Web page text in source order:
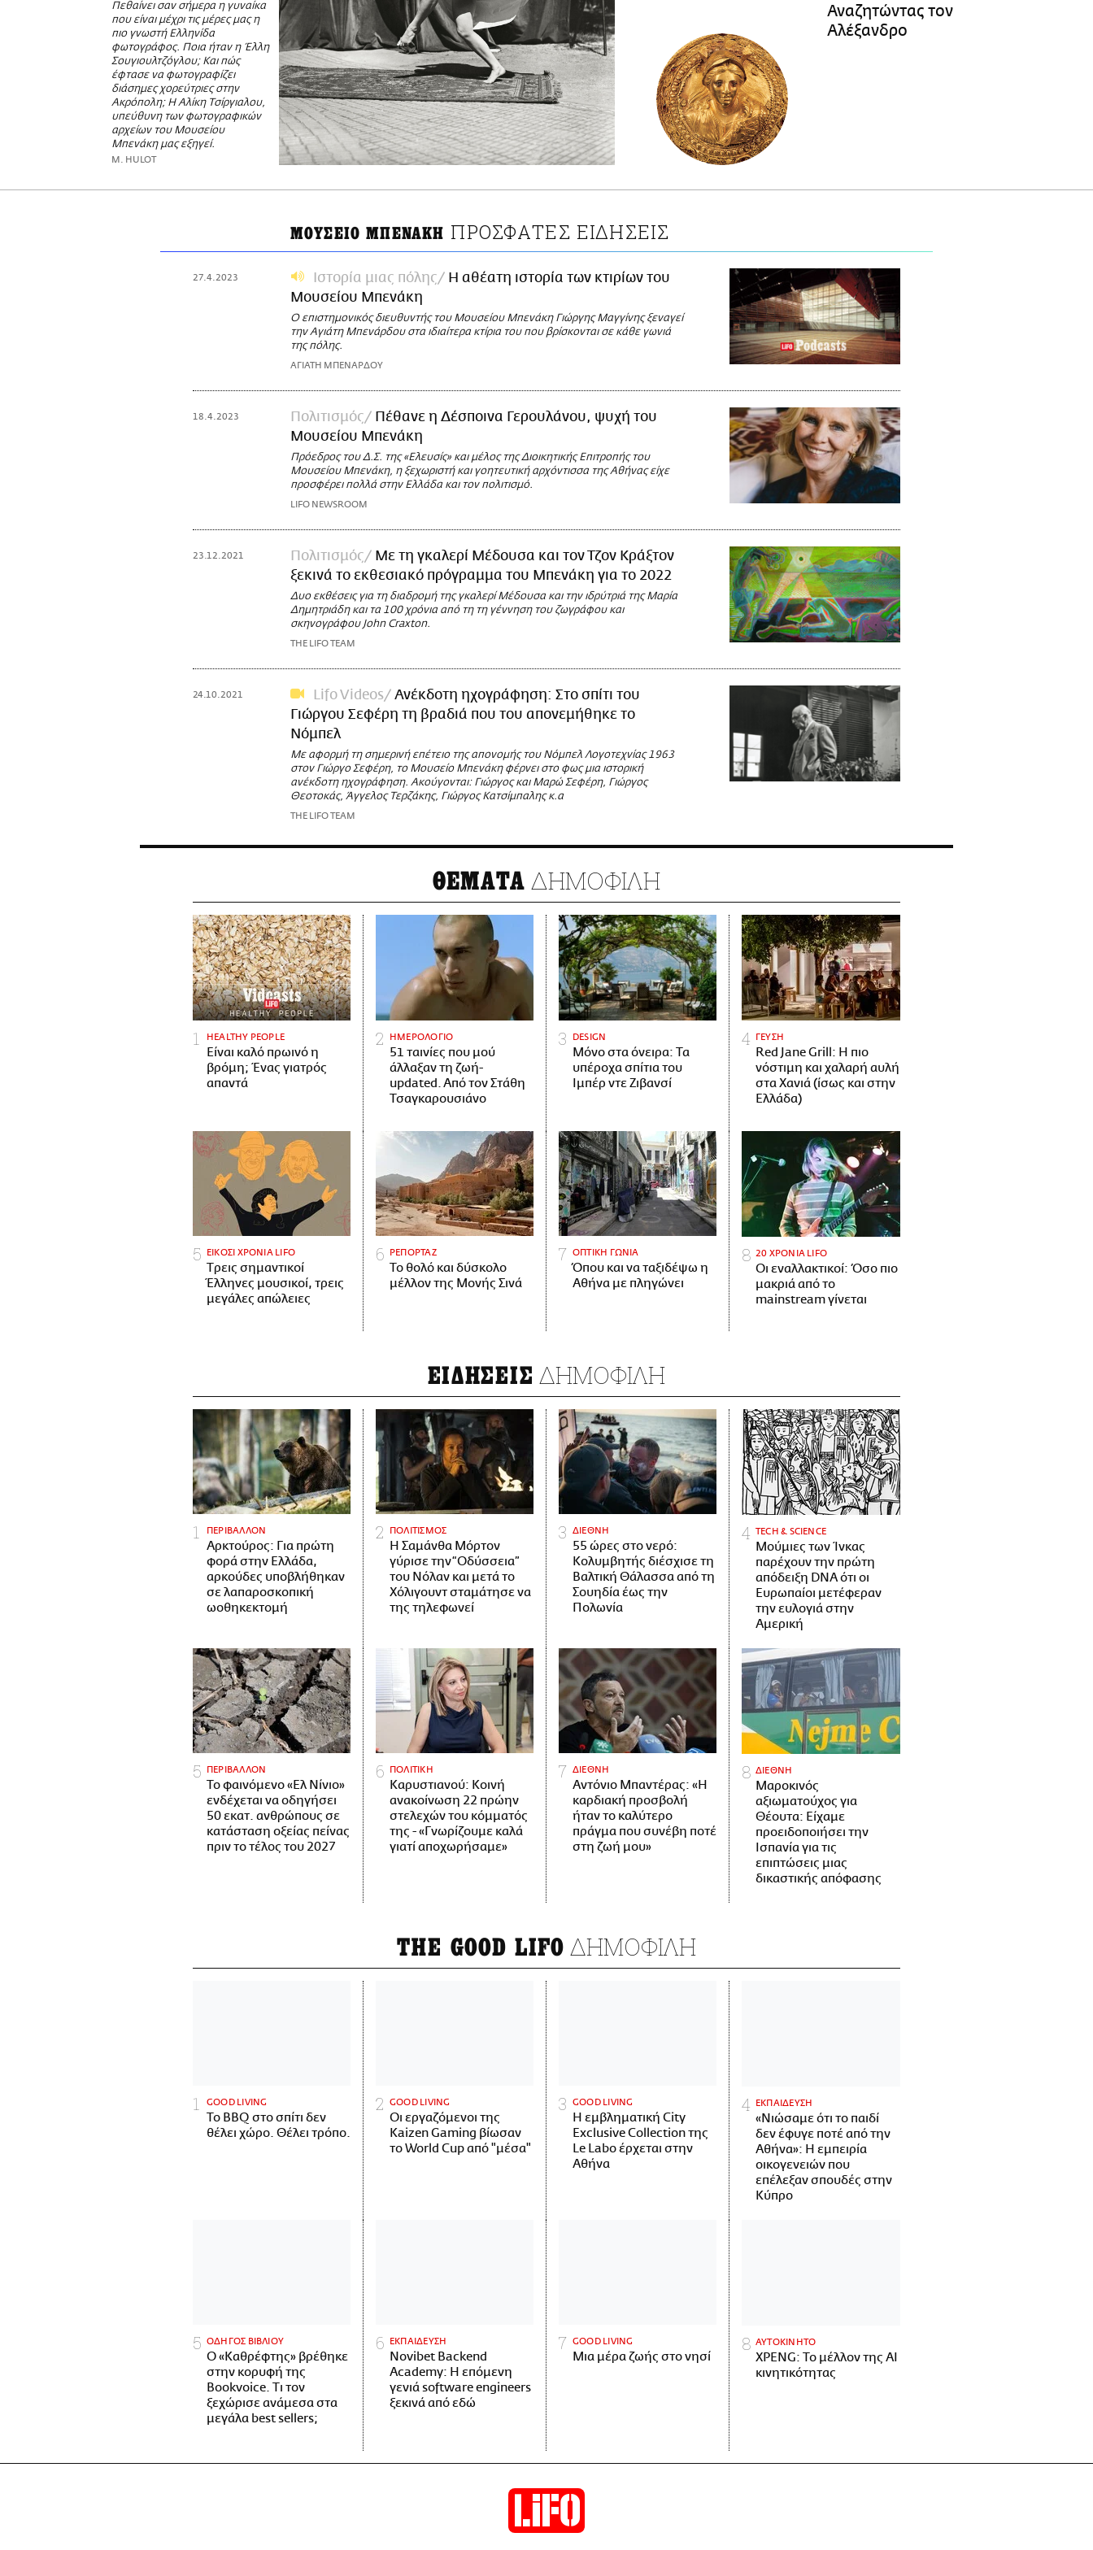
Πεθαίνει σαν σήμερα η γυναίκα
που είναι μέχρι τις μέρες μας η
πιο γνωστή Ελληνίδα
φωτογράφος. Ποια ήταν η Έλλη
Σουγιουλτζόγλου; Και πώς
έφτασε να φωτογραφίζει
διάσημες χορεύτριες στην
Ακρόπολη; Η Αλίκη Τσίργιαλου,
υπεύθυνη των φωτογραφικών
αρχείων του Μουσείου
Μπενάκη μας εξηγεί.
M. HULOT
Αναζητώντας τον
Αλέξανδρο
ΜΟΥΣΕΙΟ ΜΠΕΝΑΚΗ ΠΡΟΣΦΑΤΕΣ ΕΙΔΗΣΕΙΣ
27.4.2023 Ιστορία μιας πόλης
Η αθέατη ιστορία των κτιρίων του
Μουσείου Μπενάκη
Ο επιστημονικός διευθυντής του Μουσείου Μπενάκη Γιώργης Μαγγίνης ξεναγεί
την Αγιάτη Μπενάρδου στα ιδιαίτερα κτίρια του που βρίσκονται σε κάθε γωνιά
της πόλης.
ΑΓΙΑΤΗ ΜΠΕΝΑΡΔΟΥ
18.4.2023 Πολιτισμός
Πέθανε η Δέσποινα Γερουλάνου, ψυχή του
Μουσείου Μπενάκη
Πρόεδρος του Δ.Σ. της «Ελευσίς» και μέλος της Διοικητικής Επιτροπής του
Μουσείου Μπενάκη, η ξεχωριστή και γοητευτική αρχόντισσα της Αθήνας είχε
προσφέρει πολλά στην Ελλάδα και τον πολιτισμό.
LIFO NEWSROOM
23.12.2021 Πολιτισμός
Με τη γκαλερί Μέδουσα και τον Τζον Κράξτον
ξεκινά το εκθεσιακό πρόγραμμα του Μπενάκη για το 2022
Δυο εκθέσεις για τη διαδρομή της γκαλερί Μέδουσα και την ιδρύτριά της Μαρία
Δημητριάδη και τα 100 χρόνια από τη τη γέννηση του ζωγράφου και
σκηνογράφου John Craxton.
THE LIFO TEAM
24.10.2021 Lifo Videos
Ανέκδοτη ηχογράφηση: Στο σπίτι του
Γιώργου Σεφέρη τη βραδιά που του απονεμήθηκε το
Νόμπελ
Με αφορμή τη σημερινή επέτειο της απονομής του Νόμπελ Λογοτεχνίας 1963
στον Γιώργο Σεφέρη, το Μουσείο Μπενάκη φέρνει στο φως μια ιστορική
ανέκδοτη ηχογράφηση. Ακούγονται: Γιώργος και Μαρώ Σεφέρη, Γιώργος
Θεοτοκάς, Άγγελος Τερζάκης, Γιώργος Κατσίμπαλης κ.α
THE LIFO TEAM
ΘΕΜΑΤΑ ΔΗΜΟΦΙΛΗ
HEALTHY PEOPLE
Είναι καλό πρωινό η
βρόμη; Ένας γιατρός
απαντά
ΗΜΕΡΟΛΟΓΙΟ
51 ταινίες που μού
άλλαξαν τη ζωή-
updated. Aπό τον Στάθη
Τσαγκαρουσιάνο
DESIGN
Μόνο στα όνειρα: Τα
υπέροχα σπίτια του
Ιμπέρ ντε Ζιβανσί
ΓΕΥΣΗ
Red Jane Grill: Η πιο
νόστιμη και χαλαρή αυλή
στα Χανιά (ίσως και στην
Ελλάδα)
ΕΙΚΟΣΙ ΧΡΟΝΙΑ LIFO
Tρεις σημαντικοί
Έλληνες μουσικοί, τρεις
μεγάλες απώλειες
ΡΕΠΟΡΤΑΖ
Το θολό και δύσκολο
μέλλον της Μονής Σινά
ΟΠΤΙΚΗ ΓΩΝΙΑ
Όπου και να ταξιδέψω η
Αθήνα με πληγώνει
20 ΧΡΟΝΙΑ LIFO
Οι εναλλακτικοί: Όσο πιο
μακριά από το
mainstream γίνεται
ΕΙΔΗΣΕΙΣ ΔΗΜΟΦΙΛΗ
ΠΕΡΙΒΑΛΛΟΝ
Αρκτούρος: Για πρώτη
φορά στην Ελλάδα,
αρκούδες υποβλήθηκαν
σε λαπαροσκοπική
ωοθηκεκτομή
ΠΟΛΙΤΙΣΜΟΣ
Η Σαμάνθα Μόρτον
γύρισε την “Οδύσσεια”
του Νόλαν και μετά το
Χόλιγουντ σταμάτησε να
της τηλεφωνεί
ΔΙΕΘΝΗ
55 ώρες στο νερό:
Κολυμβητής διέσχισε τη
Βαλτική Θάλασσα από τη
Σουηδία έως την
Πολωνία
ΤECH & SCIENCE
Μούμιες των Ίνκας
παρέχουν την πρώτη
απόδειξη DNA ότι οι
Ευρωπαίοι μετέφεραν
την ευλογιά στην
Αμερική
ΠΕΡΙΒΑΛΛΟΝ
Το φαινόμενο «Ελ Νίνιο»
ενδέχεται να οδηγήσει
50 εκατ. ανθρώπους σε
κατάσταση οξείας πείνας
πριν το τέλος του 2027
ΠΟΛΙΤΙΚΗ
Καρυστιανού: Κοινή
ανακοίνωση 22 πρώην
στελεχών του κόμματός
της - «Γνωρίζουμε καλά
γιατί αποχωρήσαμε»
ΔΙΕΘΝΗ
Αντόνιο Μπαντέρας: «Η
καρδιακή προσβολή
ήταν το καλύτερο
πράγμα που συνέβη ποτέ
στη ζωή μου»
ΔΙΕΘΝΗ
Μαροκινός
αξιωματούχος για
Θέουτα: Είχαμε
προειδοποιήσει την
Ισπανία για τις
επιπτώσεις μιας
δικαστικής απόφασης
THE GOOD LIFO ΔΗΜΟΦΙΛΗ
GOOD LIVING
Το BBQ στο σπίτι δεν
θέλει χώρο. Θέλει τρόπο.
GOOD LIVING
Οι εργαζόμενοι της
Kaizen Gaming βίωσαν
το World Cup από "μέσα"
GOOD LIVING
Η εμβληματική City
Exclusive Collection της
Le Labo έρχεται στην
Αθήνα
ΕΚΠΑΙΔΕΥΣΗ
«Νιώσαμε ότι το παιδί
δεν έφυγε ποτέ από την
Αθήνα»: Η εμπειρία
οικογενειών που
επέλεξαν σπουδές στην
Κύπρο
ΟΔΗΓΟΣ ΒΙΒΛΙΟΥ
Ο «Καθρέφτης» βρέθηκε
στην κορυφή της
Bookvoice. Τι τον
ξεχώρισε ανάμεσα στα
μεγάλα best sellers;
ΕΚΠΑΙΔΕΥΣΗ
Novibet Backend
Academy: Η επόμενη
γενιά software engineers
ξεκινά από εδώ
GOOD LIVING
Μια μέρα ζωής στο νησί
ΑΥΤΟΚΙΝΗΤΟ
XPENG: Το μέλλον της AI
κινητικότητας